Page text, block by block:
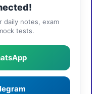
daily notes, exam
tests.